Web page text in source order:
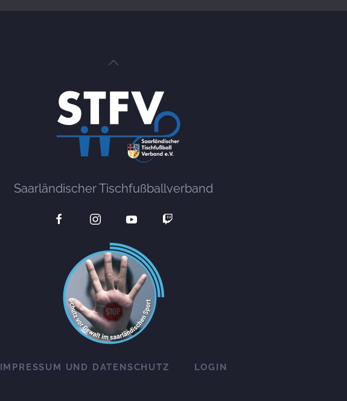
Saarländischer Tischfußballverband
IMPRESSUM UND DATENSCHUTZ LOGIN